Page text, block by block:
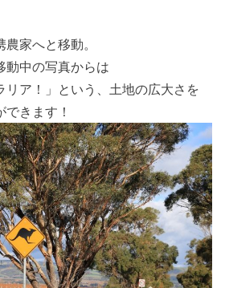
家へと移動。
動中の写真からは
リア！」という、土地の広大さを
きます！